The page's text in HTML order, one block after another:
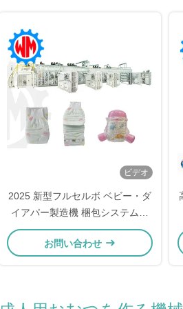
ビデオ
2025 新型フルセルボ ベビー・ダ
イアパー製造機 梱包システム付
きPLC制御
お問い合わせ